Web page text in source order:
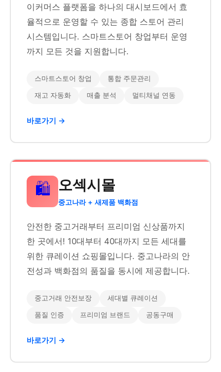
이커머스 플랫폼을 하나의 대시보드에서 효
율적으로 운영할 수 있는 종합 스토어 관리
시스템입니다. 스마트스토어 창업부터 운영
까지 모든 것을 지원합니다.
스마트스토어 창업 통합 주문관리
재고 자동화 매출 분석 멀티채널 연동
바로가기 →
🛍️ 오섹시몰
중고나라 + 새제품 백화점
안전한 중고거래부터 프리미엄 신상품까지
한 곳에서! 10대부터 40대까지 모든 세대를
위한 큐레이션 쇼핑몰입니다. 중고나라의 안
전성과 백화점의 품질을 동시에 제공합니다.
중고거래 안전보장 세대별 큐레이션
품질 인증 프리미엄 브랜드 공동구매
바로가기 →